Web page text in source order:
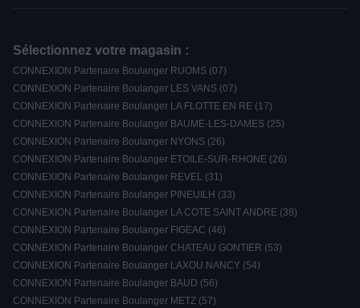
Sélectionnez votre magasin :
CONNEXION Partenaire Boulanger RUOMS (07)
CONNEXION Partenaire Boulanger LES VANS (07)
CONNEXION Partenaire Boulanger LA FLOTTE EN RE (17)
CONNEXION Partenaire Boulanger BAUME-LES-DAMES (25)
CONNEXION Partenaire Boulanger NYONS (26)
CONNEXION Partenaire Boulanger ETOILE-SUR-RHONE (26)
CONNEXION Partenaire Boulanger REVEL (31)
CONNEXION Partenaire Boulanger PINEUILH (33)
CONNEXION Partenaire Boulanger LA COTE SAINT ANDRE (38)
CONNEXION Partenaire Boulanger FIGEAC (46)
CONNEXION Partenaire Boulanger CHATEAU GONTIER (53)
CONNEXION Partenaire Boulanger LAXOU NANCY (54)
CONNEXION Partenaire Boulanger BAUD (56)
CONNEXION Partenaire Boulanger METZ (57)